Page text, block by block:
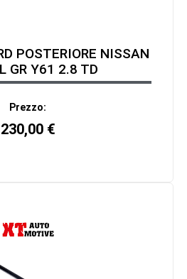
POSTERIORE NISSAN
GR Y61 2.8 TD
Prezzo:
230,00 €